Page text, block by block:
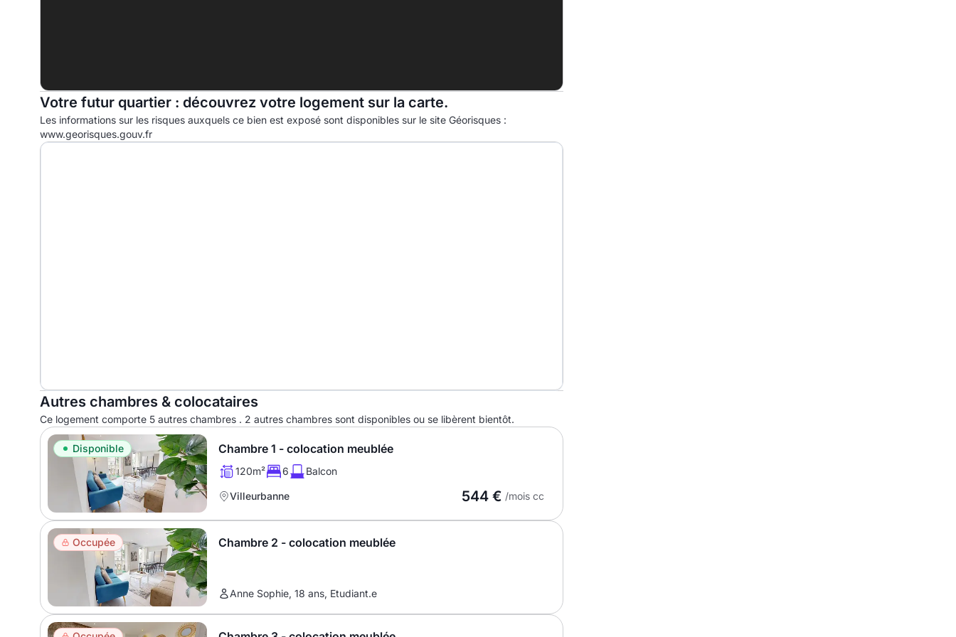
Votre futur quartier : découvrez votre logement sur la carte.
Les informations sur les risques auxquels ce bien est exposé sont disponibles sur le site Géorisques :
www.georisques.gouv.fr
Autres chambres & colocataires
Ce logement comporte 5 autres chambres . 2 autres chambres sont disponibles ou se libèrent bientôt.
Disponible Chambre 1 - colocation meublée
120m² 6 Balcon
Villeurbanne 544 € /mois cc
Occupée Chambre 2 - colocation meublée
Anne Sophie, 18 ans, Etudiant.e